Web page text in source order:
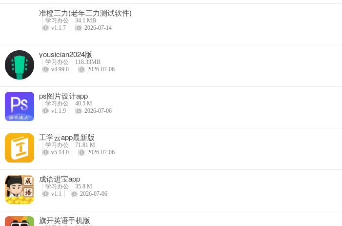
准橙三力(老年三力测试软件)
学习办公
34.1 MB
v1.1.7
2026-07-14
yousician2024版
学习办公
118.33MB
v4.99.0
2026-07-06
ps图片设计app
学习办公
40.5 M
v1.1.9
2026-07-06
工学云app最新版
学习办公
71.81 M
v5.14.0
2026-07-06
成语进宝app
学习办公
35.8 M
v1.1
2026-07-06
旗开英语手机版